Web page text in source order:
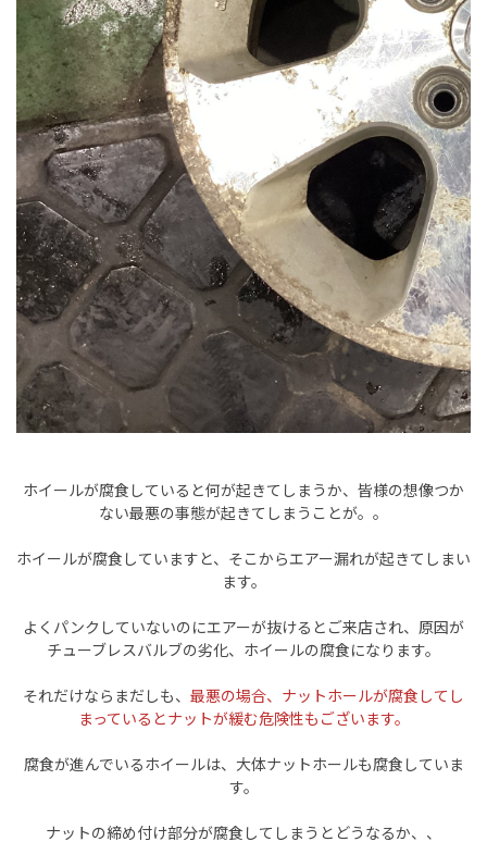
ホイールが腐食していると何が起きてしまうか、皆様の想像つか
ない最悪の事態が起きてしまうことが。。
ホイールが腐食していますと、そこからエアー漏れが起きてしまい
ます。
よくパンクしていないのにエアーが抜けるとご来店され、原因が
チューブレスバルブの劣化、ホイールの腐食になります。
それだけならまだしも、 最悪の場合、ナットホールが腐食してし
まっているとナットが緩む危険性もございます。
腐食が進んでいるホイールは、大体ナットホールも腐食していま
す。
ナットの締め付け部分が腐食してしまうとどうなるか、、